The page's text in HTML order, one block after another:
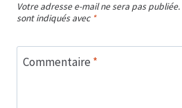
Votre adresse e-mail ne sera pas publiée.
sont indiqués avec *
Commentaire *